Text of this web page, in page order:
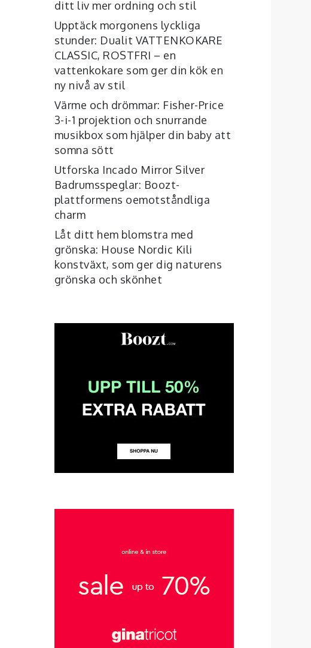
ditt liv mer ordning och stil
Upptäck morgonens lyckliga
stunder: Dualit VATTENKOKARE
CLASSIC, ROSTFRI – en
vattenkokare som ger din kök en
ny nivå av stil
Värme och drömmar: Fisher-Price
3-i-1 projektion och snurrande
musikbox som hjälper din baby att
somna sött
Utforska Incado Mirror Silver
Badrumsspeglar: Boozt-
plattformens oemotståndliga
charm
Låt ditt hem blomstra med
grönska: House Nordic Kili
konstväxt, som ger dig naturens
grönska och skönhet